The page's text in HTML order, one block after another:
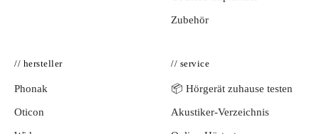
Zubehör
// hersteller
Phonak
Oticon
// service
📦 Hörgerät zuhause testen
Akustiker-Verzeichnis